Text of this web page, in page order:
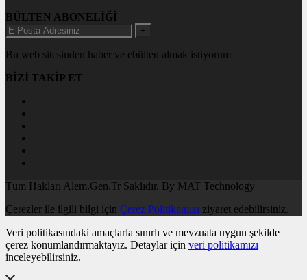
BÜLTEN ABONELİĞİ
+
Bu web sitesinden haber ve ebülten almak istiyorum
BİZİ TAKİP ET
Tüm Hakları Alem.Gen.Tr Saklıdır. By MAT Technology
Çerezler ile ilgili bilgi için Çerez Politikamızı ziyaret edebilirsiniz.
Veri politikasındaki amaçlarla sınırlı ve mevzuata uygun şekilde
çerez konumlandırmaktayız. Detaylar için veri politikamızı
inceleyebilirsiniz.